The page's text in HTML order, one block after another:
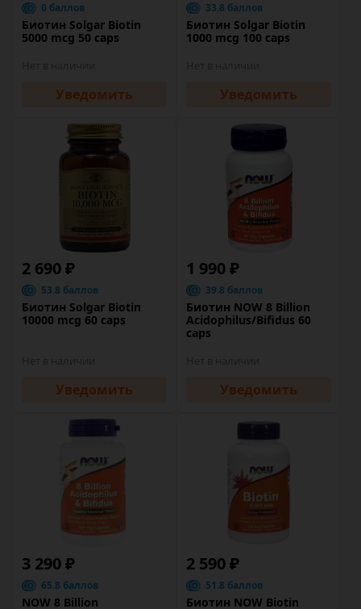
0 баллов
Биотин Solgar Biotin
5000 mcg 50 caps
Уведомить
33.8 баллов
Биотин Solgar Biotin
1000 mcg 100 caps
Уведомить
2 690 ₽
53.8 баллов
Биотин Solgar Biotin
10000 mcg 60 caps
Уведомить
1 990 ₽
39.8 баллов
Биотин NOW 8 Billion
Acidophilus/Bifidus 60
caps
Уведомить
3 290 ₽
65.8 баллов
NOW 8 Billion
2 590 ₽
51.8 баллов
Биотин NOW Biotin